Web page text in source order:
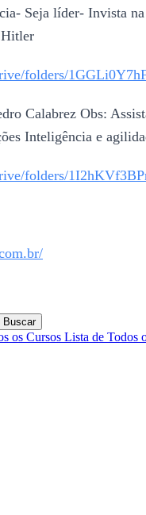
Seja líder- Invista
folders/
Calabrez Obs:
Inteligência e
folders/
Buscar
os Cursos Lista de Todos